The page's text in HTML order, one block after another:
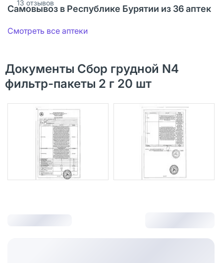
13 отзывов
Самовывоз в Республике Бурятии из 36 аптек
Смотреть все аптеки
Документы Сбор грудной N4
фильтр-пакеты 2 г 20 шт